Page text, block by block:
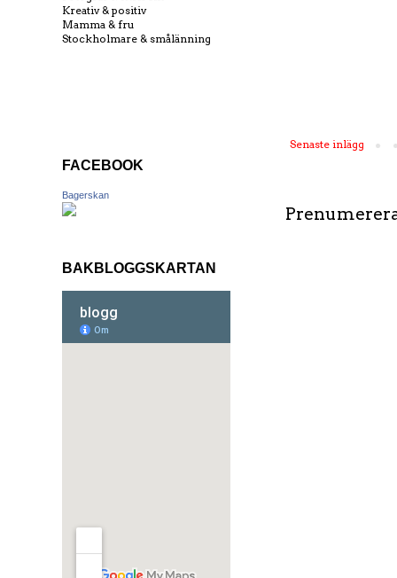
Senaste inlägg
Kreativ & positiv
Mamma & fru
Stockholmare & smålänning
FACEBOOK
Bagerskan
BAKBLOGGSKARTAN